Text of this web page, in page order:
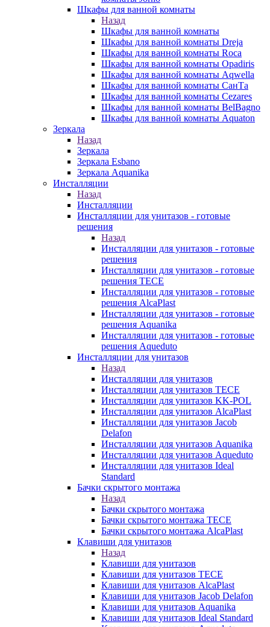
Шкафы для ванной комнаты
Назад
Шкафы для ванной комнаты
Шкафы для ванной комнаты Dreja
Шкафы для ванной комнаты Roca
Шкафы для ванной комнаты Opadiris
Шкафы для ванной комнаты Aqwella
Шкафы для ванной комнаты СанТа
Шкафы для ванной комнаты Cezares
Шкафы для ванной комнаты BelBagno
Шкафы для ванной комнаты Aquaton
Зеркала
Назад
Зеркала
Зеркала Esbano
Зеркала Aquanika
Инсталляции
Назад
Инсталляции
Инсталляции для унитазов - готовые
решения
Назад
Инсталляции для унитазов - готовые
решения
Инсталляции для унитазов - готовые
решения TECE
Инсталляции для унитазов - готовые
решения AlcaPlast
Инсталляции для унитазов - готовые
решения Aquanika
Инсталляции для унитазов - готовые
решения Aqueduto
Инсталляции для унитазов
Назад
Инсталляции для унитазов
Инсталляции для унитазов TECE
Инсталляции для унитазов KK-POL
Инсталляции для унитазов AlcaPlast
Инсталляции для унитазов Jacob
Delafon
Инсталляции для унитазов Aquanika
Инсталляции для унитазов Aqueduto
Инсталляции для унитазов Ideal
Standard
Бачки скрытого монтажа
Назад
Бачки скрытого монтажа
Бачки скрытого монтажа TECE
Бачки скрытого монтажа AlcaPlast
Клавиши для унитазов
Назад
Клавиши для унитазов
Клавиши для унитазов TECE
Клавиши для унитазов AlcaPlast
Клавиши для унитазов Jacob Delafon
Клавиши для унитазов Aquanika
Клавиши для унитазов Ideal Standard